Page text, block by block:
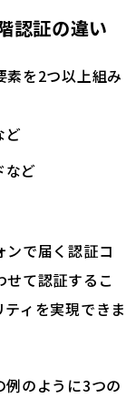
認証の違い
素を2つ以上組み
ど
など
ンで届く認証コ
せて認証するこ
ィを実現できま
のように3つの